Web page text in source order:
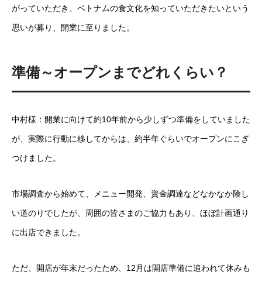
がっていただき、ベトナムの食文化を知っていただきたいという
思いが募り、開業に至りました。
準備～オープンまでどれくらい？
中村様：開業に向けて約10年前から少しずつ準備をしていました
が、実際に行動に移してからは、約半年ぐらいでオープンにこぎ
つけました。
市場調査から始めて、メニュー開発、資金調達などなかなか険し
い道のりでしたが、周囲の皆さまのご協力もあり、ほぼ計画通り
に出店できました。
ただ、開店が年末だったため、12月は開店準備に追われて休みも